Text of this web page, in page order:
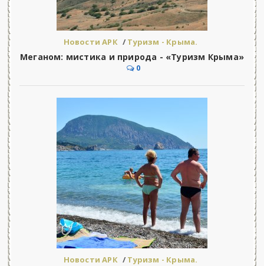
Новости АРК / Туризм - Крыма.
Меганом: мистика и природа - «Туризм Крыма»
0
Новости АРК / Туризм - Крыма.